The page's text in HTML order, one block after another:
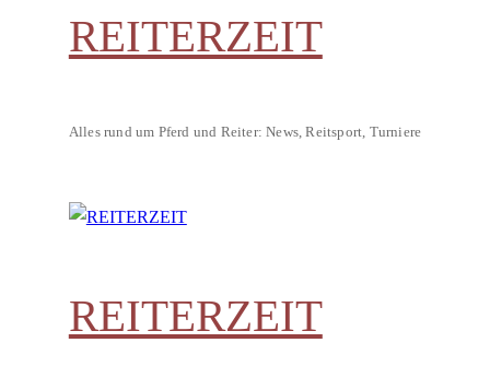
REITERZEIT
Alles rund um Pferd und Reiter: News, Reitsport, Turniere
REITERZEIT